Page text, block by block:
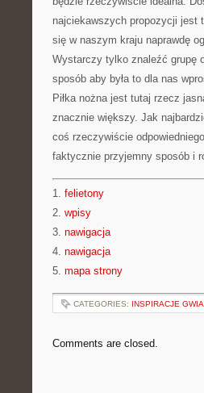
najciekawszych propozycji jest
się w naszym kraju naprawdę
Wystarczy tylko znaleźć grupę
sposób aby była to dla nas
Piłka nożna jest tutaj rzecz
znacznie większy. Jak
coś rzeczywiście
faktycznie przyjemny sposób i
1. felietony
2. wpisy
3. nawigacja
4. nawigacja
5. mapa strony
CATEGORIES: INSPIRACJE
Comments are closed.